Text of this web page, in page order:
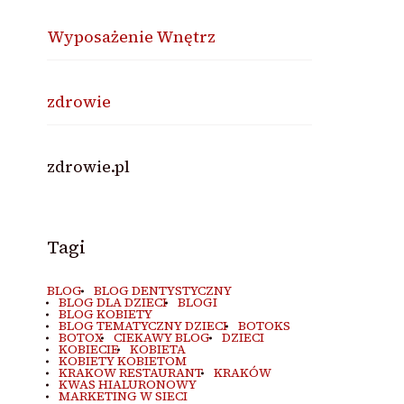
Wyposażenie Wnętrz
zdrowie
zdrowie.pl
Tagi
BLOG BLOG DENTYSTYCZNY
BLOG DLA DZIECI BLOGI
BLOG KOBIETY
BLOG TEMATYCZNY DZIECI BOTOKS
BOTOX CIEKAWY BLOG DZIECI
KOBIECIE KOBIETA
KOBIETY KOBIETOM
KRAKOW RESTAURANT KRAKÓW
KWAS HIALURONOWY
MARKETING W SIECI